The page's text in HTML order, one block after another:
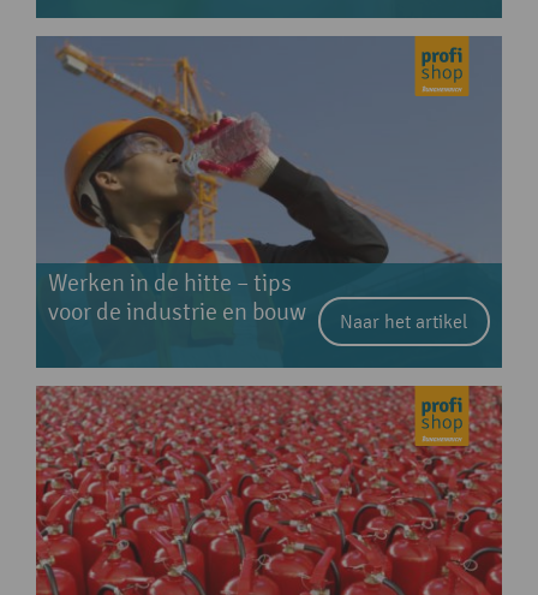
Werken in de hitte – tips
voor de industrie en bouw
Naar het artikel